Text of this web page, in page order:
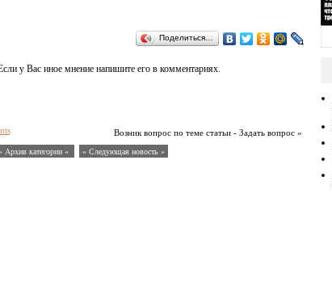
Поделиться…
у Вас иное мнение напишите его в комментариях.
Возник вопрос по теме статьи - Задать вопрос »
Архив категории « » Следующая новость »